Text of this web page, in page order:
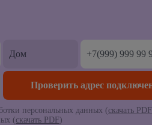
персональных данных (скачать PDF
(скачать PDF)